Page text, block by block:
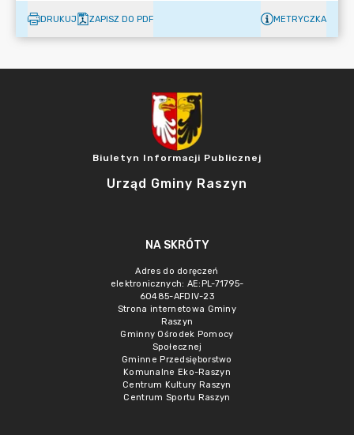
DRUKUJ ZAPISZ DO PDF METRYCZKA
Biuletyn Informacji Publicznej
Urząd Gminy Raszyn
NA SKRÓTY
Adres do doręczeń
elektronicznych: AE:PL-71795-
60485-AFDIV-23
Strona internetowa Gminy
Raszyn
Gminny Ośrodek Pomocy
Społecznej
Gminne Przedsięborstwo
Komunalne Eko-Raszyn
Centrum Kultury Raszyn
Centrum Sportu Raszyn